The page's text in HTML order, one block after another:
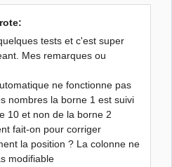
tests et c'est super
Mes remarques ou
ne fonctionne pas
nombres la borne 1 est suivi
10 et non de la borne 2
fait-on pour corriger
la position ? La colonne ne
modifiable